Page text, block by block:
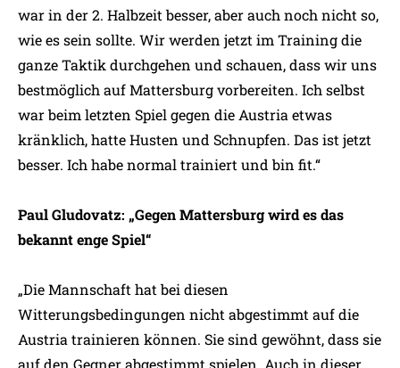
war in der 2. Halbzeit besser, aber auch noch nicht so,
wie es sein sollte. Wir werden jetzt im Training die
ganze Taktik durchgehen und schauen, dass wir uns
bestmöglich auf Mattersburg vorbereiten. Ich selbst
war beim letzten Spiel gegen die Austria etwas
kränklich, hatte Husten und Schnupfen. Das ist jetzt
besser. Ich habe normal trainiert und bin fit.“
Paul Gludovatz: „Gegen Mattersburg wird es das
bekannt enge Spiel“
„Die Mannschaft hat bei diesen
Witterungsbedingungen nicht abgestimmt auf die
Austria trainieren können. Sie sind gewöhnt, dass sie
auf den Gegner abgestimmt spielen. Auch in dieser